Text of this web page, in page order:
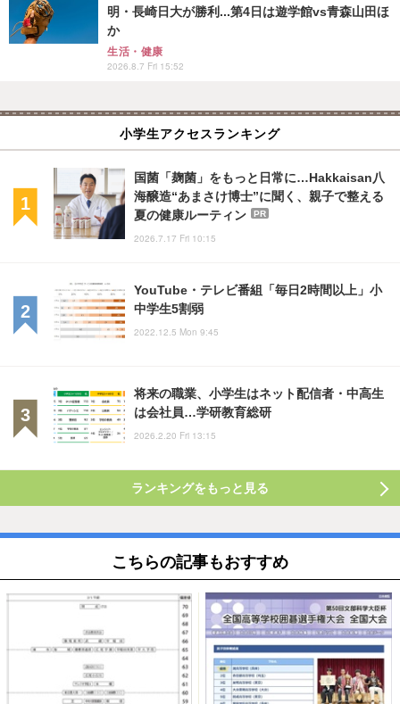
明・長崎日大が勝利...第4日は遊学館vs青森山田ほ
か
生活・健康
2026.8.7 Fri 15:52
小学生アクセスランキング
国菌「麹菌」をもっと日常に…Hakkaisan八
海醸造“あまさけ博士”に聞く、親子で整える
夏の健康ルーティン
PR
2026.7.17 Fri 10:15
YouTube・テレビ番組「毎日2時間以上」小
中学生5割弱
2022.12.5 Mon 9:45
将来の職業、小学生はネット配信者・中高生
は会社員…学研教育総研
2026.2.20 Fri 13:15
ランキングをもっと見る
こちらの記事もおすすめ